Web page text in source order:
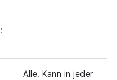
:
Alle. Kann in jeder